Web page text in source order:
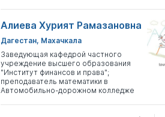
Алиева Хурият Рамазановна
Дагестан, Махачкала
Заведующая кафедрой частного
учреждение высшего образования
"Институт финансов и права";
преподаватель математики в
Автомобильно-дорожном колледже